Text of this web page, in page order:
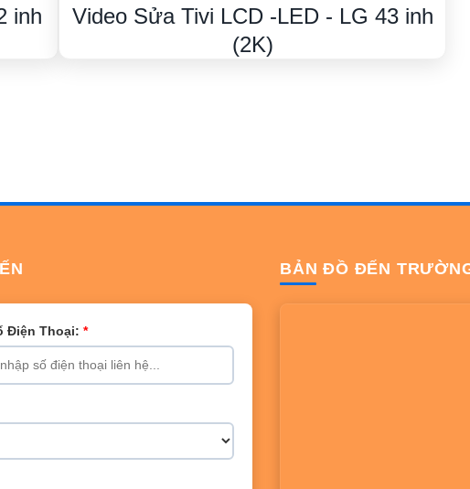
inh
Video Sửa Tivi LCD -LED - LG 43 inh
(2K)
Điện Thoại: *
BẢN ĐỒ ĐẾN